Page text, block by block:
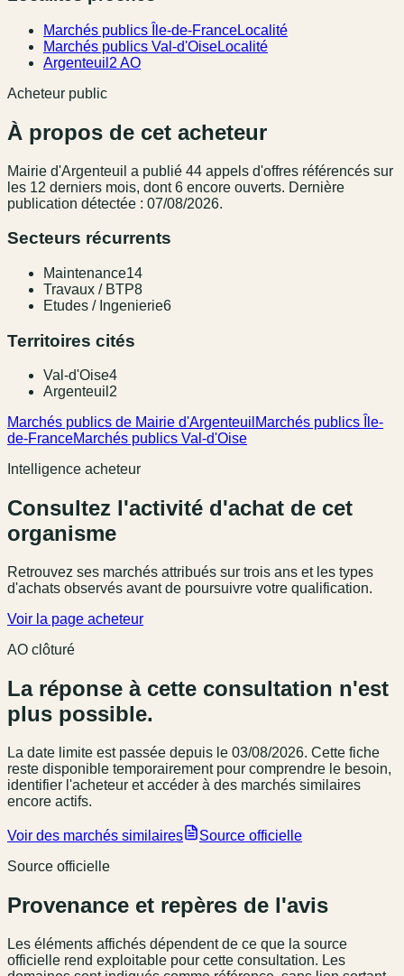
Marchés publics Île-de-FranceLocalité
Marchés publics Val-d'OiseLocalité
Argenteuil 2 AO
Acheteur public
À propos de cet acheteur
Mairie d'Argenteuil a publié 44 appel s d'offres référencés sur
les 12 derniers mois, dont 6 encore ouverts. Dernière
publication détectée : 07/08/2026.
Secteurs récurrents
Maintenance14
Travaux / BTP8
Etudes / Ingenierie6
Territoires cités
Val-d'Oise4
Argenteuil 2
Marchés publics de Mairie d'Argenteuil Marchés publics Île-
de-FranceMarchés publics Val-d'Oise
Intelligence acheteur
Consultez l'activité d'achat de cet
organisme
Retrouvez ses marchés attribués sur trois ans et les types
d'achats observés avant de poursuivre votre qualification.
Voir la page acheteur
AO clôturé
La réponse à cette consultation n'est
plus possible.
La date limite est passée depuis le 03/08/2026. Cette fiche
reste disponible temporairement pour comprendre le besoin,
identifier l'acheteur et accéder à des marchés similaires
encore actifs.
Voir des marchés similaires
Source officielle
Source officielle
Provenance et repères de l'avis
Les éléments affichés dépendent de ce que la source
officielle rend exploitable pour cette consultation. Les